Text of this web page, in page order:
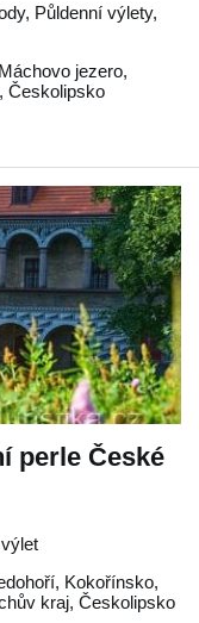
Půldenní výlety,
Máchovo jezero,
, Českolipsko
perle České
, Kokořínsko,
kraj, Českolipsko